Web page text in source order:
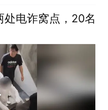
处电诈窝点，20名